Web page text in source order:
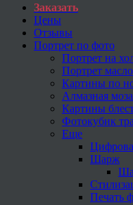
Заказать
Цены
Отзывы
Портрет по фото
Портрет на
Портрет
Картины по
Алмазная
Картины
Фотокубик
Еще
Шарж
Печать